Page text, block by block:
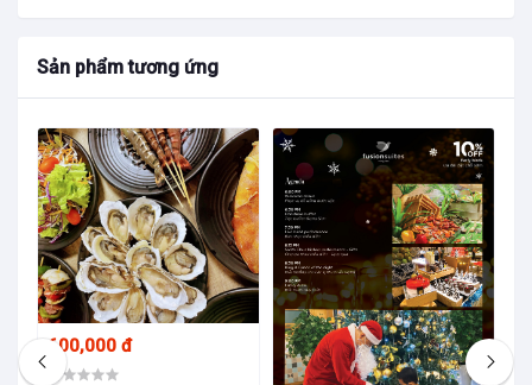
Sản phẩm tương ứng
600,000 đ